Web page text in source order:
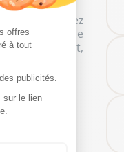
offres
à tout
publicités.
sur le lien
3. Privilégiez
de soja ou de
l’avocat,
prime un